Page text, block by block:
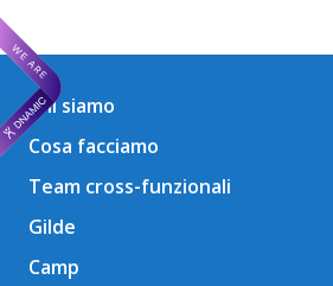
Chi siamo
Cosa facciamo
Team cross-funzionali
Gilde
Camp